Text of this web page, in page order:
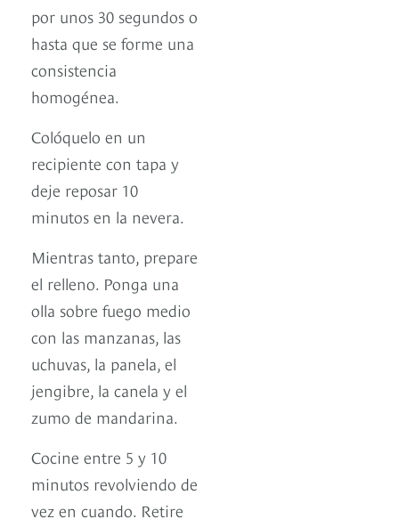
por unos 30 segundos o
hasta que se forme una
consistencia
homogénea.
Colóquelo en un
recipiente con tapa y
deje reposar 10
minutos en la nevera.
Mientras tanto, prepare
el relleno. Ponga una
olla sobre fuego medio
con las manzanas, las
uchuvas, la panela, el
jengibre, la canela y el
zumo de mandarina.
Cocine entre 5 y 10
minutos revolviendo de
vez en cuando. Retire